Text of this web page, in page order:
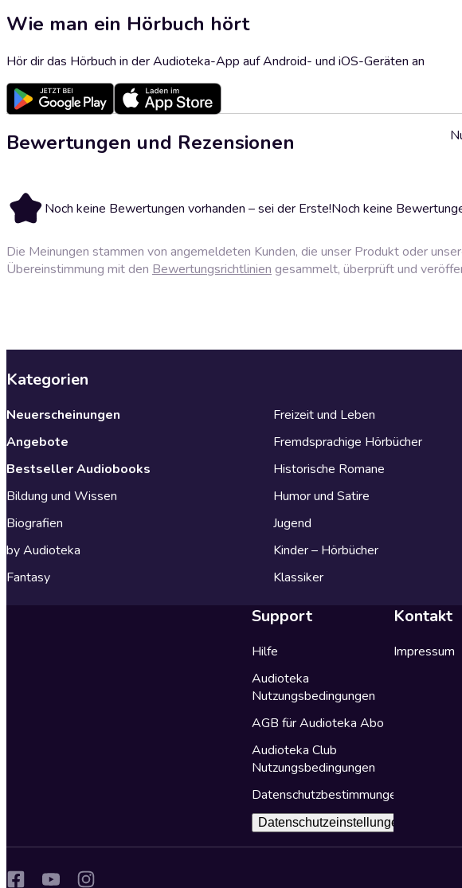
Wie man ein Hörbuch hört
Hör dir das Hörbuch in der Audioteka-App auf Android- und iOS-Geräten an
Bewertungen und Rezensionen
Noch keine Bewertungen vorhanden – sei der Erste!Noch keine
Die Meinungen stammen von angemeldeten Kunden, die unser Produkt oder
Übereinstimmung mit den Bewertungsrichtlinien gesammelt, überprüft und
Kategorien
Neuerscheinungen
Angebote
Bestseller Audiobooks
Bildung und Wissen
Biografien
by Audioteka
Fantasy
Freizeit und Leben
Fremdsprachige Hörbücher
Historische Romane
Humor und Satire
Jugend
Kinder – Hörbücher
Klassiker
Support
Hilfe
Audioteka
Nutzungsbedingungen
AGB für Audioteka Abo
Audioteka Club
Nutzungsbedingungen
Datenschutzbestimmungen
Datenschutzeinstellungen
Kontakt
Impressum